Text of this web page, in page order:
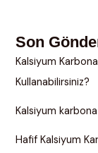
Son
Kalsiyum
Kullanabilirsiniz?
Kalsiyum
Hafif Kalsiyum